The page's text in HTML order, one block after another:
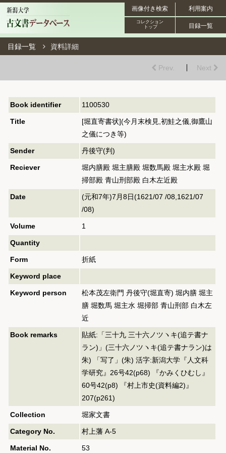
利用案内
画像付き検索
目録一覧
コレクション
トップ
目録一覧 資料詳細
Prev. Next
Book identifier 1100530
Title
[堀直寄書状](今月末検見,初鮭之儀,御鷹山
之儀につき等)
Sender 丹後守(判)
Reciever
堀内膳殿 堀主膳殿 堀数馬殿 堀主水殿 堀
掃部殿 青山刑部殿 白木左近殿
Date
(元和7年)7月8日(1621/07 /08,1621/07
/08)
Volume 1
Quantity
Form 折紙
Keyword place
Keyword person
松本茂左衛門 丹後守(堀直寄) 堀内膳 堀主
膳 堀数馬 堀主水 堀掃部 青山刑部 白木左
近
Book remarks
貼紙:「三十九 三十六ノツヽキ(追テ書ナ
ラン)」(三十六ノツヽキ(追テ書ナラン)は
朱) 「写了」(朱) 活字:新潟大学『人文科
学研究』26号42(p68) 『かみくひむし』
60号42(p8) 『村上市史(資料編2)』
207(p261)
Collection 堀家文書
Category No. 村上藩 A-5
Material No. 53